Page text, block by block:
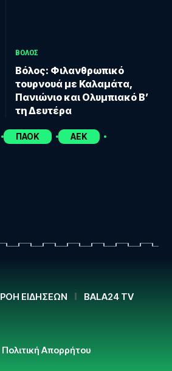
ΒΟΛΟΣ
Βόλος: Φιλανθρωπικό
τουρνουά με Καλαμάτα,
Πανιώνιο και Ολυμπιακό Β’
τη Δευτέρα
ΠΑΟΚ
ΑΕΚ
ΡΟΗ ΕΙΔΗΣΕΩΝ
BALA24 TV
Πολιτική Απορρήτου